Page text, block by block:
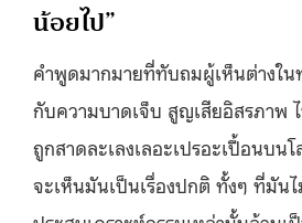
น้อยไป”
คำพูดมากมายที่ทับถมผู้เห็นต่างใน
กับความบาดเจ็บ สูญเสียอิสรภาพ
ถูกสาดละเลงเลอะเปรอะเปื้อนบน
จะเห็นมันเป็นเรื่องปกติ ทั้งๆ ที่มัน